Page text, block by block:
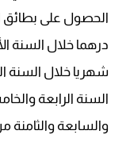
والسابعة